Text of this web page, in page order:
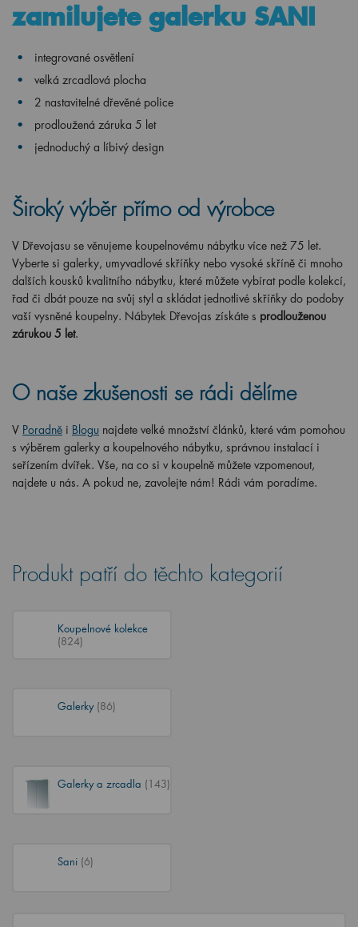
zamilujete galerku SANI
integrované osvětlení
velká zrcadlová plocha
2 nastavitelné dřevěné police
prodloužená záruka 5 let
jednoduchý a líbivý design
Široký výběr přímo od výrobce
V Dřevojasu se věnujeme koupelnovému nábytku více než 75 let.
Vyberte si galerky, umyvadlové skříňky nebo vysoké skříně či mnoho
dalších kousků kvalitního nábytku, které můžete vybírat podle kolekcí,
řad či dbát pouze na svůj styl a skládat jednotlivé skříňky do podoby
vaší vysněné koupelny. Nábytek Dřevojas získáte s prodlouženou
zárukou 5 let.
O naše zkušenosti se rádi dělíme
V Poradně i Blogu najdete velké množství článků, které vám pomohou
s výběrem galerky a koupelnového nábytku, správnou instalací i
seřízením dvířek. Vše, na co si v koupelně můžete vzpomenout,
najdete u nás. A pokud ne, zavolejte nám! Rádi vám poradíme.
Produkt patří do těchto kategorií
Koupelnové kolekce
(824)
Galerky (86)
Galerky a zrcadla (143)
Sani (6)